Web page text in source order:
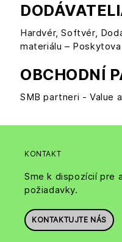
Hardvér, Softvér,
materiálu –
OBCHODNÍ
SMB partneri - Value
KONTAKT
Sme k dispozícií pre
požiadavky.
KONTAKTUJTE NÁS